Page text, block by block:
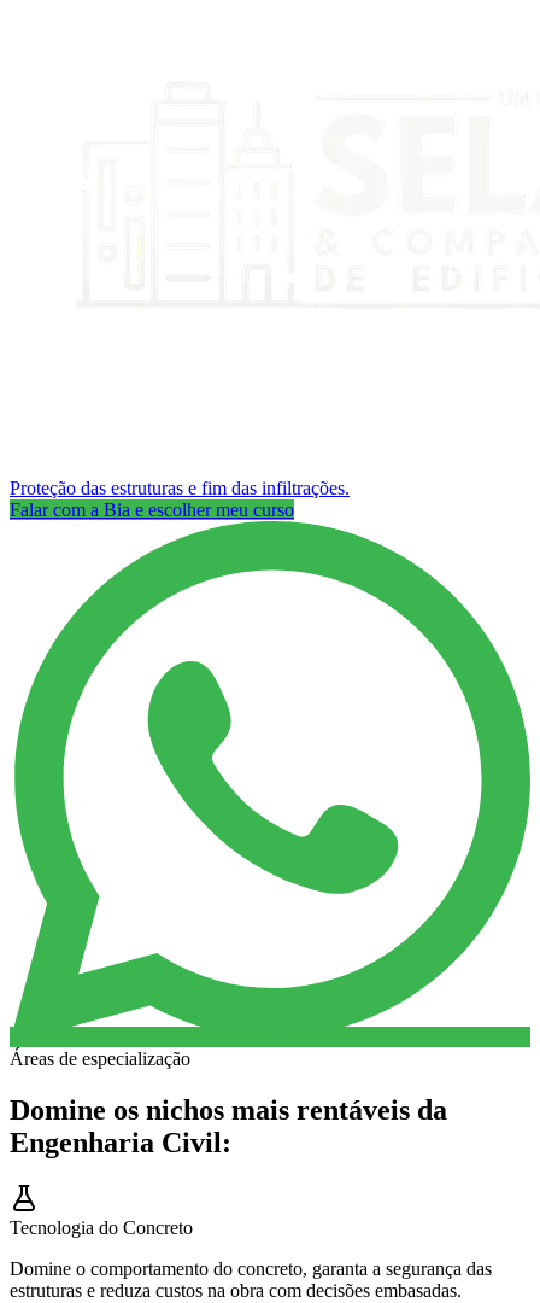
Proteção das estruturas e fim das infiltrações.
Falar com a Bia e escolher meu curso
Áreas de especialização
Domine os nichos mais rentáveis da
Engenharia Civil:
Tecnologia do Concreto
Domine o comportamento do concreto, garanta a segurança das
estruturas e reduza custos na obra com decisões embasadas.